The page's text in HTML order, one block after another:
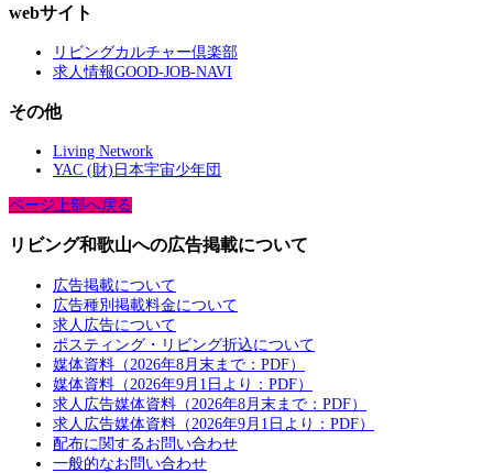
webサイト
リビングカルチャー倶楽部
求人情報GOOD-JOB-NAVI
その他
Living Network
YAC (財)日本宇宙少年団
ページ上部へ戻る
リビング和歌山への広告掲載について
広告掲載について
広告種別掲載料金について
求人広告について
ポスティング・リビング折込について
媒体資料（2026年8月末まで：PDF）
媒体資料（2026年9月1日より：PDF）
求人広告媒体資料（2026年8月末まで：PDF）
求人広告媒体資料（2026年9月1日より：PDF）
配布に関するお問い合わせ
一般的なお問い合わせ